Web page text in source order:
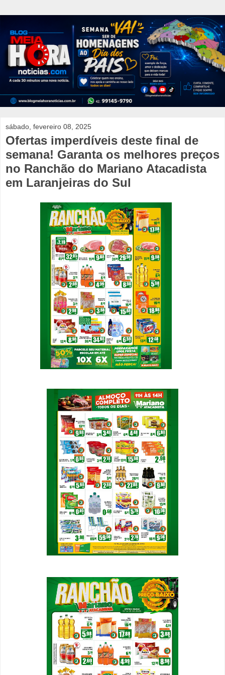
sábado, fevereiro 08, 2025
Ofertas imperdíveis deste final de
semana! Garanta os melhores preços
no Ranchão do Mariano Atacadista
em Laranjeiras do Sul